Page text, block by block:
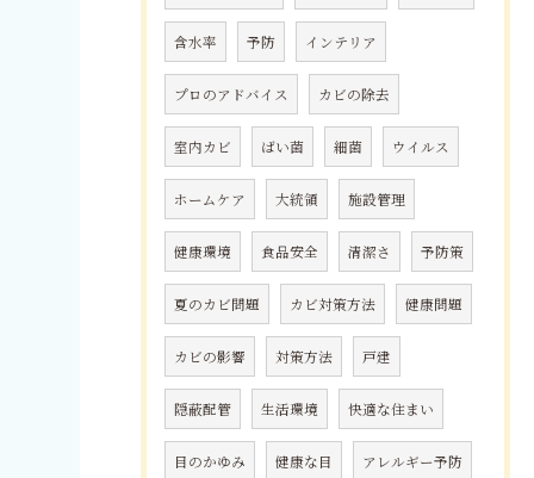
含水率 予防 インテリア
プロのアドバイス カビの除去
室内カビ ばい菌 細菌 ウイルス
ホームケア 大統領 施設管理
健康環境 食品安全 清潔さ 予防策
夏のカビ問題 カビ対策方法 健康問題
カビの影響 対策方法 戸建
隠蔽配管 生活環境 快適な住まい
目のかゆみ 健康な目 アレルギー予防